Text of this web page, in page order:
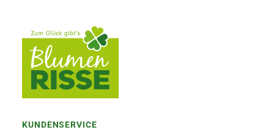
KUNDENSERVICE